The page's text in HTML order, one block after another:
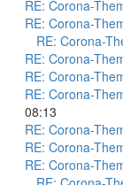
RE: Corona-
RE: Corona-
RE: Corona-
RE: Corona-
RE: Corona-
RE: Corona-
08:13
RE: Corona-
RE: Corona-
RE: Corona-